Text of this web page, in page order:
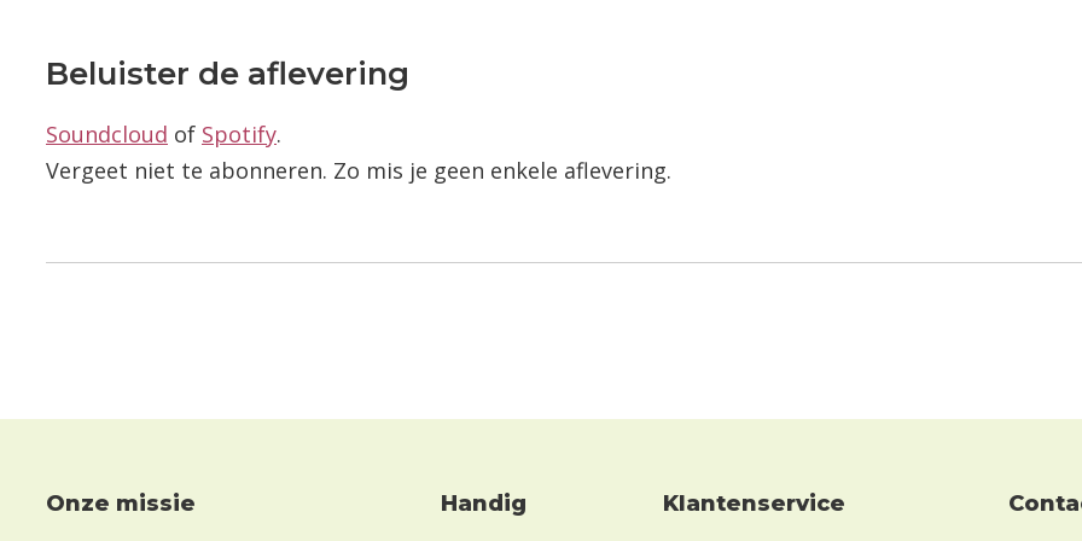
Beluister de aflevering
Soundcloud of Spotify.
Vergeet niet te abonneren. Zo mis je geen enkele aflevering.
Footer
Onze missie Handig Klantenservice